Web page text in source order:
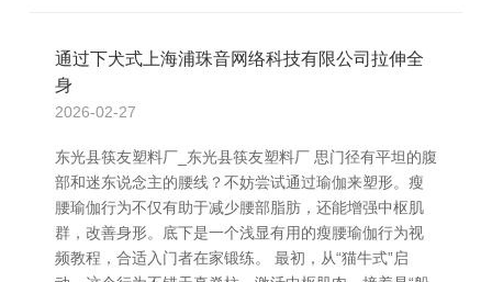
通过下犬式上海浦珠音网络科技有限公司拉伸全
身
2026-02-27
东光县筷友塑料厂_东光县筷友塑料厂 思门径有平坦的腹
部和迷东说念主的腰线？不妨尝试通过瑜伽来塑形。瘦
腰瑜伽行为不仅有助于减少腰部脂肪，还能增强中枢肌
群，改善身形。底下是一个浅显有用的瘦腰瑜伽行为视
频教程，合适入门者在家锻练。 最初，从“猫牛式”启